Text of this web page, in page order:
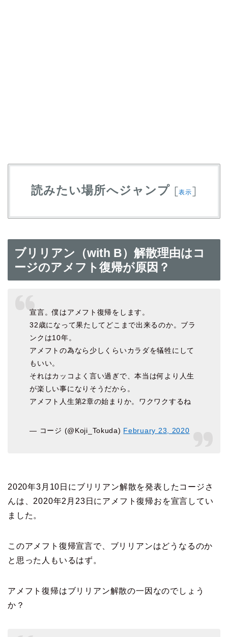
読みたい場所へジャンプ [表示]
ブリリアン（with B）解散理由はコ
ージのアメフト復帰が原因？
宣言。僕はアメフト復帰をします。
32歳になって果たしてどこまで出来るのか。ブラ
ンクは10年。
アメフトの為なら少しくらいカラダを犠牲にして
もいい。
それはカッコよく言い過ぎで、本当は何より人生
が楽しい事になりそうだから。
アメフト人生第2章の始まりか。ワクワクするね
— コージ (@Koji_Tokuda) February 23, 2020
2020年3月10日にブリリアン解散を発表したコージさ
んは、2020年2月23日にアメフト復帰おを宣言してい
ました。
このアメフト復帰宣言で、ブリリアンはどうなるのか
と思った人もいるはず。
アメフト復帰はブリリアン解散の一因なのでしょう
か？